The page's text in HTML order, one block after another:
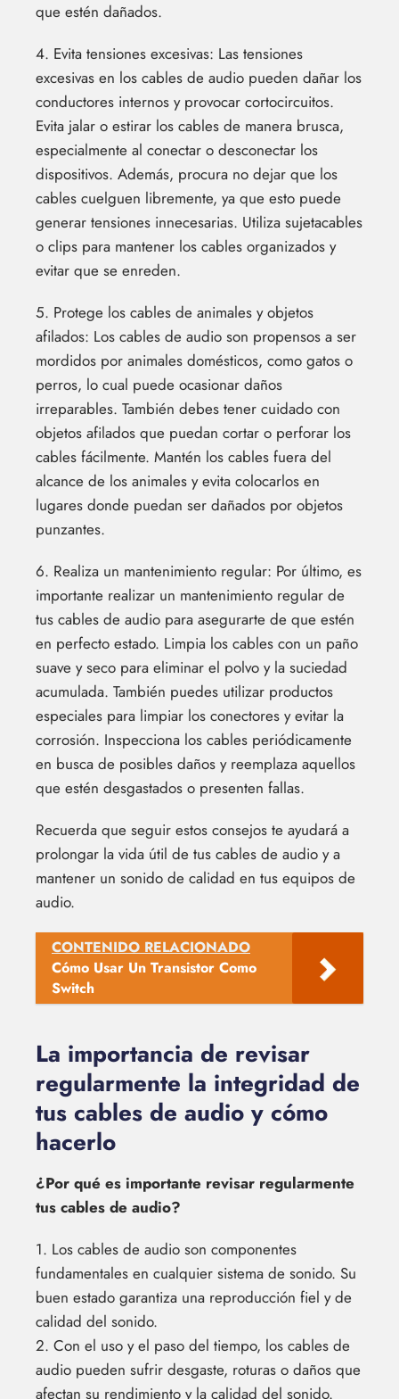
que estén dañados.
4. Evita tensiones excesivas: Las tensiones
excesivas en los cables de audio pueden dañar los
conductores internos y provocar cortocircuitos.
Evita jalar o estirar los cables de manera brusca,
especialmente al conectar o desconectar los
dispositivos. Además, procura no dejar que los
cables cuelguen libremente, ya que esto puede
generar tensiones innecesarias. Utiliza sujetacables
o clips para mantener los cables organizados y
evitar que se enreden.
5. Protege los cables de animales y objetos
afilados: Los cables de audio son propensos a ser
mordidos por animales domésticos, como gatos o
perros, lo cual puede ocasionar daños
irreparables. También debes tener cuidado con
objetos afilados que puedan cortar o perforar los
cables fácilmente. Mantén los cables fuera del
alcance de los animales y evita colocarlos en
lugares donde puedan ser dañados por objetos
punzantes.
6. Realiza un mantenimiento regular: Por último, es
importante realizar un mantenimiento regular de
tus cables de audio para asegurarte de que estén
en perfecto estado. Limpia los cables con un paño
suave y seco para eliminar el polvo y la suciedad
acumulada. También puedes utilizar productos
especiales para limpiar los conectores y evitar la
corrosión. Inspecciona los cables periódicamente
en busca de posibles daños y reemplaza aquellos
que estén desgastados o presenten fallas.
Recuerda que seguir estos consejos te ayudará a
prolongar la vida útil de tus cables de audio y a
mantener un sonido de calidad en tus equipos de
audio.
CONTENIDO RELACIONADO
Cómo Usar Un Transistor Como
Switch
La importancia de revisar
regularmente la integridad de
tus cables de audio y cómo
hacerlo
¿Por qué es importante revisar regularmente
tus cables de audio?
1. Los cables de audio son componentes
fundamentales en cualquier sistema de sonido. Su
buen estado garantiza una reproducción fiel y de
calidad del sonido.
2. Con el uso y el paso del tiempo, los cables de
audio pueden sufrir desgaste, roturas o daños que
afectan su rendimiento y la calidad del sonido.